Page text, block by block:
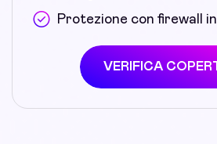
Protezione con firewall
VERIFICA